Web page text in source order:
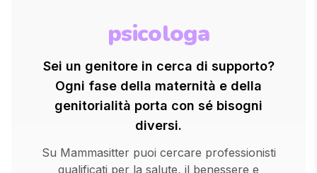
psicologa
Sei un genitore in cerca di supporto?
Ogni fase della maternità e della
genitorialità porta con sé bisogni
diversi.
Su Mammasitter puoi cercare professionisti
qualificati per la salute, il benessere e